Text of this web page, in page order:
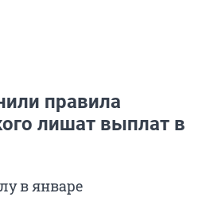
правила
лишат выплат в
в январе